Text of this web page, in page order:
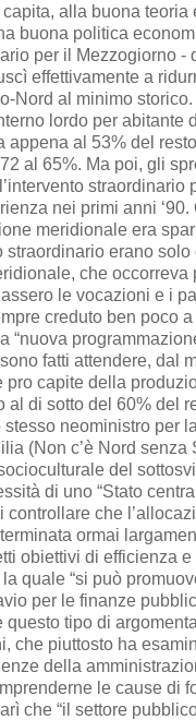
alla buona teoria
buona politica
per il Mezzogiorno -
effettivamente a
Nord al minimo
lordo per abitante
appena al 53% del
al 65%. Ma poi, gli
straordinario
nei primi anni ‘90.
meridionale era
erano solo
che occorreva
le vocazioni e i
creduto ben poco
“nuova
fatti attendere, dal
pro capite della
al di sotto del 60% del
neoministro per
(Non c’è Nord senza
del
di uno “Stato
controllare che
ormai
obiettivi di efficienza e
quale “si può
per le finanze
questo tipo di
che piuttosto ha
della
le cause di
che “il settore